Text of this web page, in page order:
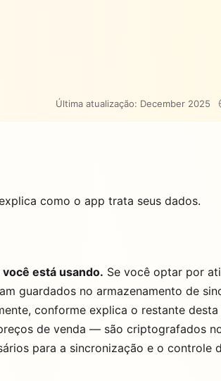
Última atualização: December 2025
como o app trata seus dados.
está usando. Se você optar por
guardados no armazenamento de
conforme explica o restante
de venda — são criptografados
para a sincronização e o controle